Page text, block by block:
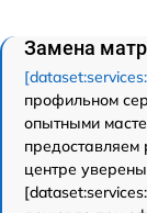
Замена
профильном
опытными
центре